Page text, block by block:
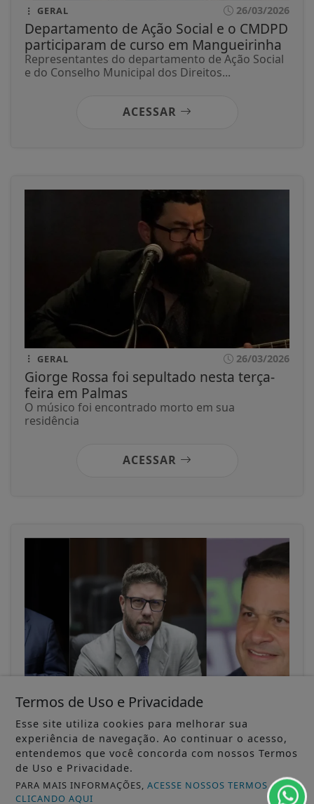
GERAL 26/03/2026
Departamento de Ação Social e o CMDPD
participaram de curso em Mangueirinha
Representantes do departamento de Ação Social
e do Conselho Municipal dos Direitos...
ACESSAR
GERAL 26/03/2026
Giorge Rossa foi sepultado nesta terça-
feira em Palmas
O músico foi encontrado morto em sua
residência
ACESSAR
GERAL
Aliança fechada: Rafael Greca será vice
de Sandro Alex para disputa ao Governo
do...
PSD e MDB fecharam uma aliança e o ex-prefeito
de Curitiba Rafael Greca será o...
Termos de Uso e Privacidade
Esse site utiliza cookies para melhorar sua
experiência de navegação. Ao continuar o acesso,
entendemos que você concorda com nossos Termos
de Uso e Privacidade.
PARA MAIS INFORMAÇÕES,ACESSE NOSSOS TERMOS
CLICANDO AQUI